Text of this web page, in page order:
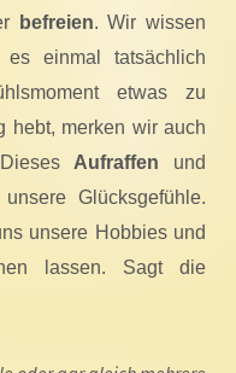
befreien. Wir wissen
einmal tatsächlich
etwas zu
hebt, merken wir auch
Aufraffen und
Glücksgefühle.
unsere Hobbies und
lassen. Sagt die